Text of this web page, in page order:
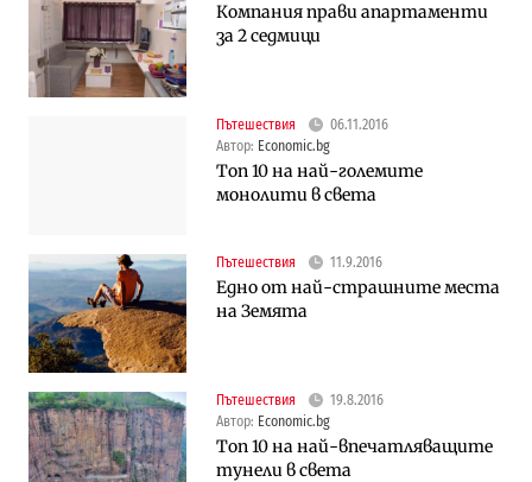
Компания прави апартаменти
за 2 седмици
Пътешествия
06.11.2016
Автор: Economic.bg
Топ 10 на най-големите
монолити в света
Пътешествия 11.9.2016
Едно от най-страшните места
на Земята
Пътешествия
19.8.2016
Автор: Economic.bg
Топ 10 на най-впечатляващите
тунели в света